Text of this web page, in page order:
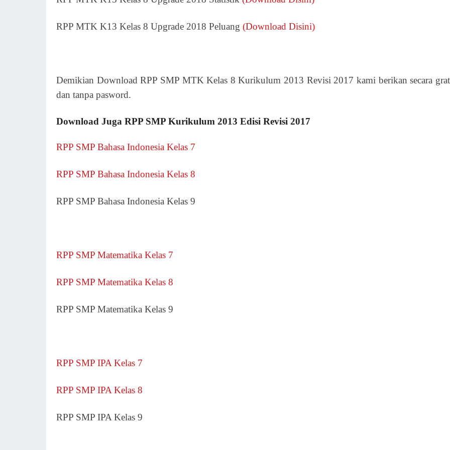
RPP MTK K13 Kelas 8 Upgrade 2018 Peluang (Download Disini)
Demikian Download RPP SMP MTK Kelas 8 Kurikulum 2013 Revisi 2017 kami berikan secara
dan tanpa pasword.
Download Juga RPP SMP Kurikulum 2013 Edisi Revisi 2017
RPP SMP Bahasa Indonesia Kelas 7
RPP SMP Bahasa Indonesia Kelas 8
RPP SMP Bahasa Indonesia Kelas 9
RPP SMP Matematika Kelas 7
RPP SMP Matematika Kelas 8
RPP SMP Matematika Kelas 9
RPP SMP IPA Kelas 7
RPP SMP IPA Kelas 8
RPP SMP IPA Kelas 9